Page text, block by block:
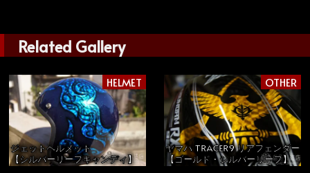
Related Gallery
HELMET
ジェットヘルメット
【シルバーリーフキャンディ】
OTHER
ヤマハ TRACER9 リアフェンダー
【ゴールド・シルバーリーフ】